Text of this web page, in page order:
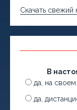
Скачать свежий
В
да, на
да,